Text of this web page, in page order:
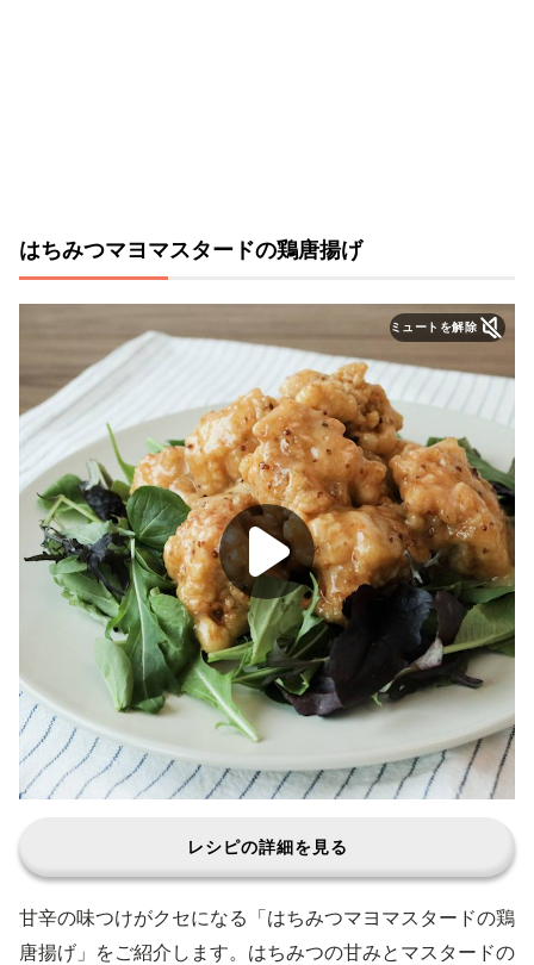
はちみつマヨマスタードの鶏唐揚げ
ミュートを解除
レシピの詳細を見る
甘辛の味つけがクセになる「はちみつマヨマスタードの鶏
唐揚げ」をご紹介します。はちみつの甘みとマスタードの